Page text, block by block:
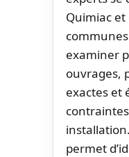
Quimiac
examiner
ouvrages,
exactes et
permet